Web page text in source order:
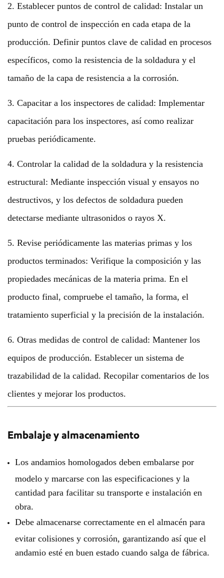
2. Establecer puntos de control de calidad: Instalar un
punto de control de inspección en cada etapa de la
producción. Definir puntos clave de calidad en procesos
específicos, como la resistencia de la soldadura y el
tamaño de la capa de resistencia a la corrosión.
3. Capacitar a los inspectores de calidad: Implementar
capacitación para los inspectores, así como realizar
pruebas periódicamente.
4. Controlar la calidad de la soldadura y la resistencia
estructural: Mediante inspección visual y ensayos no
destructivos, y los defectos de soldadura pueden
detectarse mediante ultrasonidos o rayos X.
5. Revise periódicamente las materias primas y los
productos terminados: Verifique la composición y las
propiedades mecánicas de la materia prima. En el
producto final, compruebe el tamaño, la forma, el
tratamiento superficial y la precisión de la instalación.
6. Otras medidas de control de calidad: Mantener los
equipos de producción. Establecer un sistema de
trazabilidad de la calidad. Recopilar comentarios de los
clientes y mejorar los productos.
Embalaje y almacenamiento
Los andamios homologados deben embalarse por
modelo y marcarse con las especificaciones y la
cantidad para facilitar su transporte e instalación en
obra.
Debe almacenarse correctamente en el almacén para
evitar colisiones y corrosión, garantizando así que el
andamio esté en buen estado cuando salga de fábrica.